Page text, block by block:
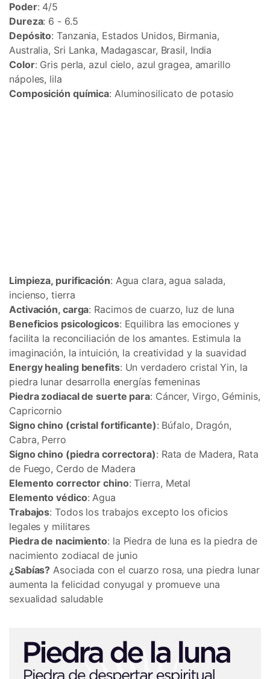
Poder: 4/5
Dureza: 6 - 6.5
Depósito: Tanzania, Estados Unidos, Birmania,
Australia, Sri Lanka, Madagascar, Brasil, India
Color: Gris perla, azul cielo, azul gragea, amarillo
nápoles, lila
Composición química: Aluminosilicato de potasio
Limpieza, purificación: Agua clara, agua salada,
incienso, tierra
Activación, carga: Racimos de cuarzo, luz de luna
Beneficios psicologicos: Equilibra las emociones y
facilita la reconciliación de los amantes. Estimula la
imaginación, la intuición, la creatividad y la suavidad
Energy healing benefits: Un verdadero cristal Yin, la
piedra lunar desarrolla energías femeninas
Piedra zodiacal de suerte para: Cáncer, Virgo, Géminis,
Capricornio
Signo chino (cristal fortificante): Búfalo, Dragón,
Cabra, Perro
Signo chino (piedra correctora): Rata de Madera, Rata
de Fuego, Cerdo de Madera
Elemento corrector chino: Tierra, Metal
Elemento védico: Agua
Trabajos: Todos los trabajos excepto los oficios
legales y militares
Piedra de nacimiento: la Piedra de luna es la piedra de
nacimiento zodiacal de junio
¿Sabías? Asociada con el cuarzo rosa, una piedra lunar
aumenta la felicidad conyugal y promueve una
sexualidad saludable